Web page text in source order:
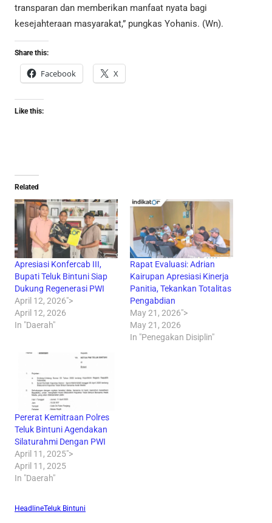
transparan dan memberikan manfaat nyata bagi
kesejahteraan masyarakat,” pungkas Yohanis. (Wn).
Share this:
Facebook X
Like this:
Related
Apresiasi Konfercab III,
Bupati Teluk Bintuni Siap
Dukung Regenerasi PWI
April 12, 2026">
April 12, 2026
In "Daerah"
Rapat Evaluasi: Adrian
Kairupan Apresiasi Kinerja
Panitia, Tekankan Totalitas
Pengabdian
May 21, 2026">
May 21, 2026
In "Penegakan Disiplin"
Pererat Kemitraan Polres
Teluk Bintuni Agendakan
Silaturahmi Dengan PWI
April 11, 2025">
April 11, 2025
In "Daerah"
HeadlineTeluk Bintuni